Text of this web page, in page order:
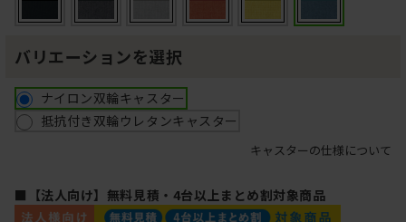
バリエーションを選択
ナイロン双輪キャスター
抵抗付き双輪ウレタンキャスター
キャスターの仕様について
■【法人向け】無料見積・4台以上まとめ割対象商品